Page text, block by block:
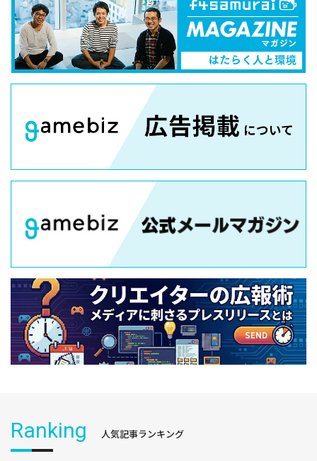
Ranking 人気記事ランキング